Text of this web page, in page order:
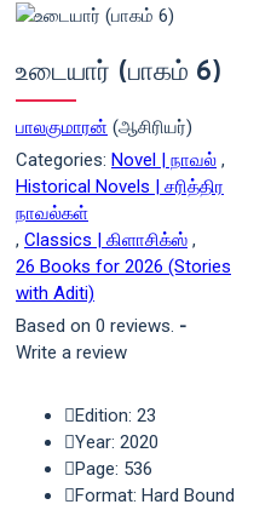
உடையார் (பாகம் 6)
பாலகுமாரன் (ஆசிரியர்)
Categories: Novel | நாவல் ,
Historical Novels | சரித்திர
நாவல்கள்
, Classics | கிளாசிக்ஸ் ,
26 Books for 2026 (Stories
with Aditi)
Based on 0 reviews. -
Write a review
Edition: 23
Year: 2020
Page: 536
Format: Hard Bound